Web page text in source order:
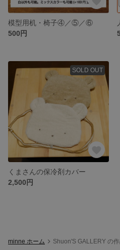
模型用机・椅子④／⑤／⑥
500円
SOLD OUT
くまさんの保冷剤カバー
2,500円
minne ホーム Shuon'S GALLERY の